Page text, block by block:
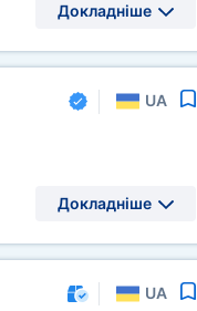
Докладніше
UA
Докладніше
UA